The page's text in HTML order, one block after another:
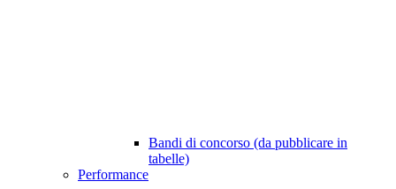
Bandi di concorso (da pubblicare in
tabelle)
Performance